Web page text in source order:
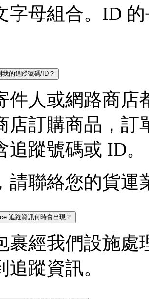
字母組合。ID
的追蹤號碼/ID？
件人或網路商店
店訂購商品，訂
追蹤號碼或 ID。
請聯絡您的貨運
追蹤資訊何時會出現？
裹經我們設施處
追蹤資訊。